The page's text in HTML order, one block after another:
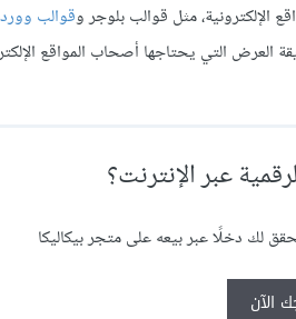
الإلكترونية، مثل قوالب بلوجر وقوالب
العرض التي يحتاجها أصحاب المواقع
عبر الإنترنت؟
لك دخلًا عبر بيعه على متجر بيكاليكا
الآن